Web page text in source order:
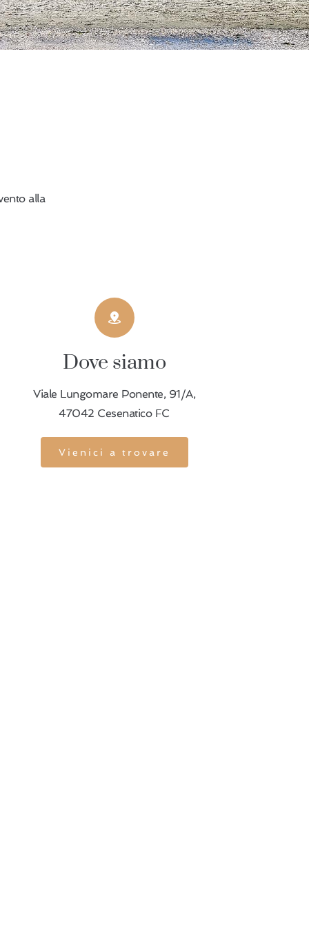
alla
Dove siamo
Viale Lungomare Ponente, 91/A,
47042 Cesenatico FC
Vienici a trovare